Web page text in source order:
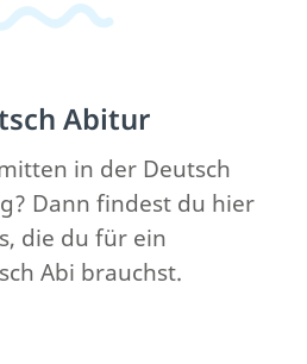
Abitur
in der Deutsch
Dann findest du hier
die du für ein
Abi brauchst.